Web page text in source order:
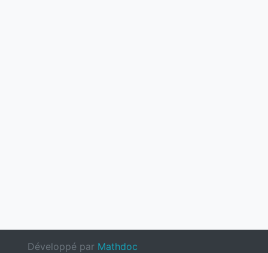
Développé par Mathdoc